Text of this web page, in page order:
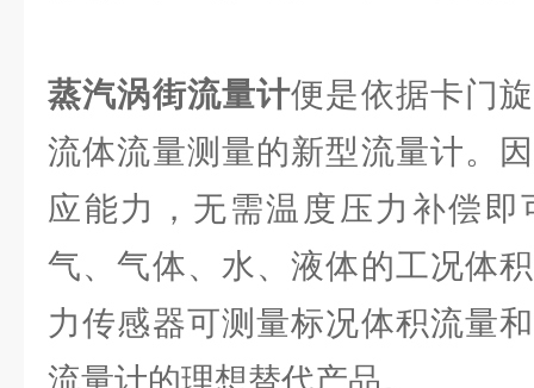
蒸汽涡街流量计便是依据卡门
流体流量测量的新型流量计。
应能力，无需温度压力补偿
气、气体、水、液体的工况体
力传感器可测量标况体积流量
流量计的理想替代产品。